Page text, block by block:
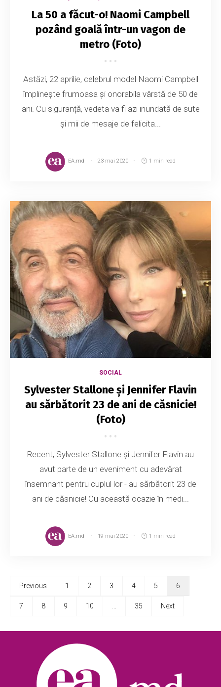
La 50 a făcut-o! Naomi Campbell
pozând goală într-un vagon de
metro (Foto)
Astăzi, 22 aprilie, celebrul model Naomi Campbell
împlinește frumoasa și onorabila vârstă de 50 de
ani. Cu siguranță, vedeta va fi azi inundată de sute
și mii de mesaje de felicita...
EA.md 23 mai 2020 1 min read
SOCIAL
Sylvester Stallone și Jennifer Flavin
au sărbătorit 23 de ani de căsnicie!
(Foto)
Recent, Sylvester Stallone și Jennifer Flavin au
avut parte de un eveniment cu adevărat
însemnant pentru cuplul lor - au sărbătorit 23 de
ani de căsnicie! Cu această ocazie în medi...
EA.md 19 mai 2020 1 min read
Previous 1 2 3 4 5 6
7 8 9 10 35 Next